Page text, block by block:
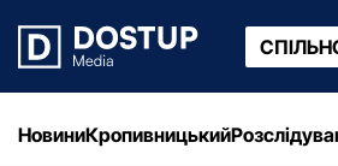
НовиниКропивницький